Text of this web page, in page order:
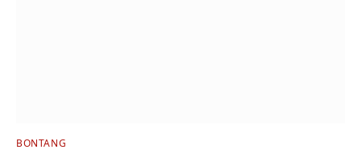
BONTANG